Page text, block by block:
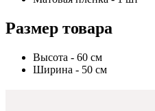
Размер товара
Высота - 60 см
Ширина - 50 см